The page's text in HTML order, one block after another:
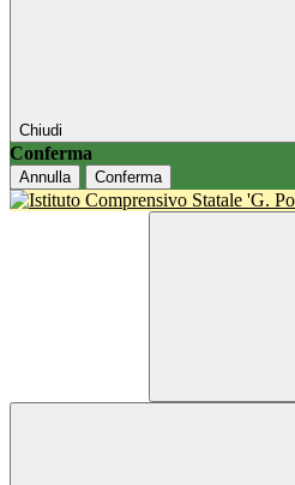
Chiudi
Conferma
Annulla Conferma